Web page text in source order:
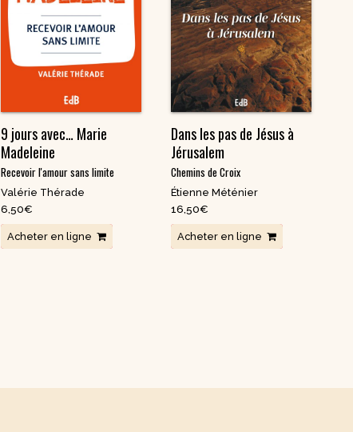
9 jours avec… Marie
Madeleine
Recevoir l'amour sans limite
Valérie Thérade
6,50€
Acheter en ligne
Dans les pas de Jésus à
Jérusalem
Chemins de Croix
Étienne Méténier
16,50€
Acheter en ligne